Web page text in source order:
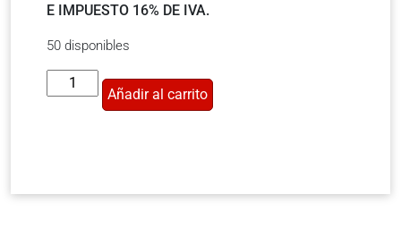
E IMPUESTO 16% DE IVA.
50 disponibles
Añadir al carrito